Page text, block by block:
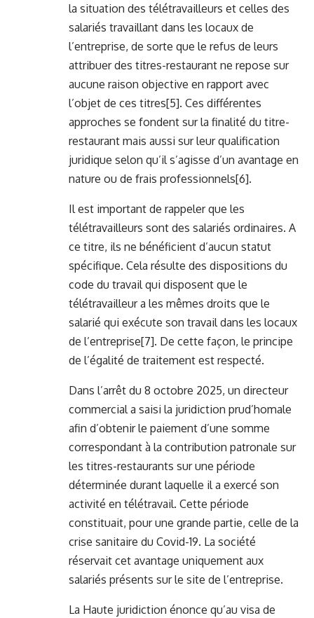
la situation des télétravailleurs et celles des
salariés travaillant dans les locaux de
l’entreprise, de sorte que le refus de leurs
attribuer des titres-restaurant ne repose sur
aucune raison objective en rapport avec
l’objet de ces titres[5]. Ces différentes
approches se fondent sur la finalité du titre-
restaurant mais aussi sur leur qualification
juridique selon qu’il s’agisse d’un avantage en
nature ou de frais professionnels[6].
Il est important de rappeler que les
télétravailleurs sont des salariés ordinaires. A
ce titre, ils ne bénéficient d’aucun statut
spécifique. Cela résulte des dispositions du
code du travail qui disposent que le
télétravailleur a les mêmes droits que le
salarié qui exécute son travail dans les locaux
de l’entreprise[7]. De cette façon, le principe
de l’égalité de traitement est respecté.
Dans l’arrêt du 8 octobre 2025, un directeur
commercial a saisi la juridiction prud’homale
afin d’obtenir le paiement d’une somme
correspondant à la contribution patronale sur
les titres-restaurants sur une période
déterminée durant laquelle il a exercé son
activité en télétravail. Cette période
constituait, pour une grande partie, celle de la
crise sanitaire du Covid-19. La société
réservait cet avantage uniquement aux
salariés présents sur le site de l’entreprise.
La Haute juridiction énonce qu’au visa de